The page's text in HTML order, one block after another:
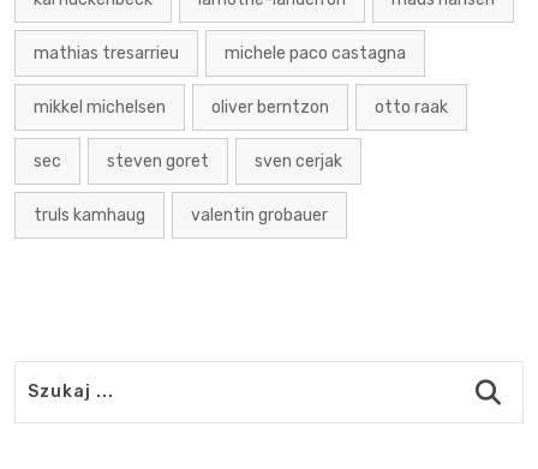
mathias tresarrieu michele paco castagna
mikkel michelsen oliver berntzon otto raak
sec steven goret sven cerjak
truls kamhaug valentin grobauer